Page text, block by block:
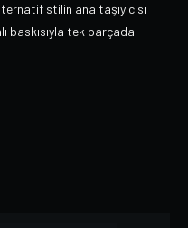
stilin ana taşıyıcısı
baskısıyla tek parçada